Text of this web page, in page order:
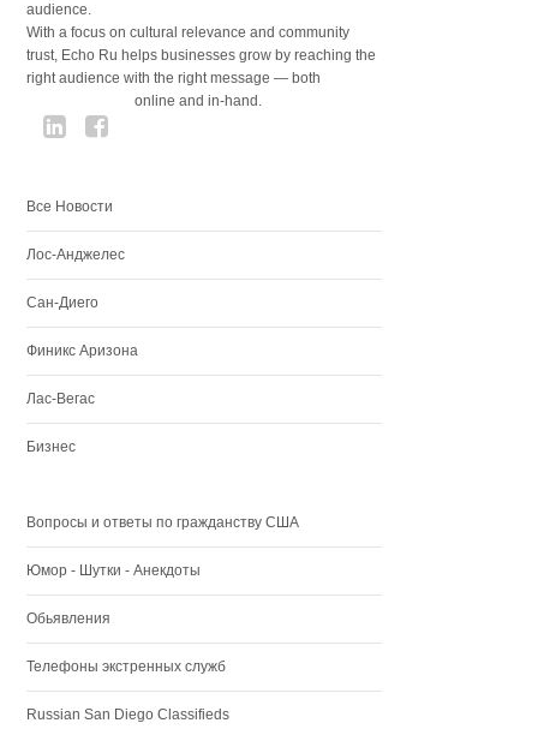
audience.
With a focus on cultural relevance and community
trust, Echo Ru helps businesses grow by reaching the
right audience with the right message — both
online and in-hand.
Все Новости
Лос-Анджелес
Сан-Диего
Финикс Аризона
Лас-Вегас
Бизнес
Вопросы и ответы по гражданству США
Юмор - Шутки - Анекдоты
Обьявления
Телефоны экстренных служб
Russian San Diego Classifieds